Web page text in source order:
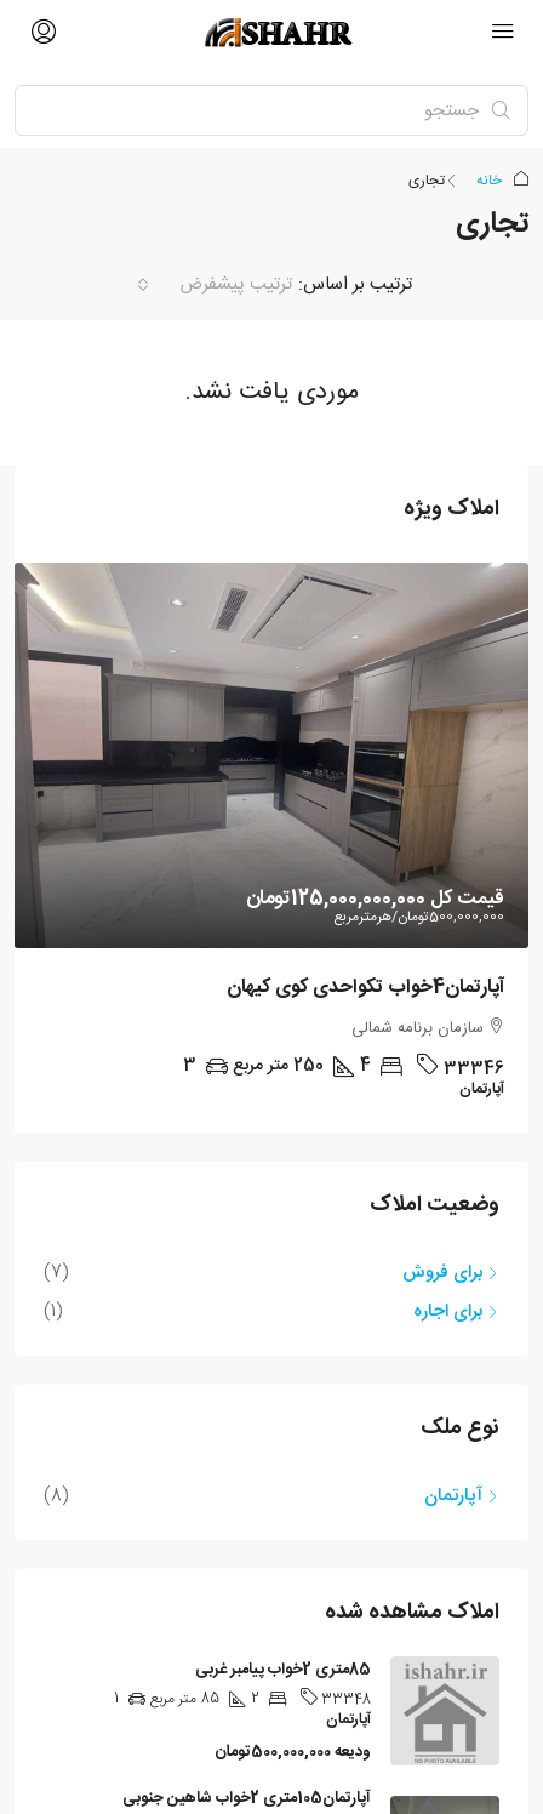
خانه تجاری
تجاری
ترتیب بر اساس: ترتیب پیشفرض
موردی یافت نشد.
املاک ویژه
قیمت کل 125,000,000,000تومان
500,000,000تومان /هرمترمربع
آپارتمان4خواب تکواحدی کوی کیهان
سازمان برنامه شمالی
33346
4
250متر مربع 3
آپارتمان
وضعیت املاک
برای فروش
(7)
برای اجاره
(1)
نوع ملک
آپارتمان (8)
املاک مشاهده شده
85متری 2خواب پیامبر غربی
33348
2
85 متر مربع
1
آپارتمان
ودیعه
آپارتمان105متری 2خواب شاهین جنوبی